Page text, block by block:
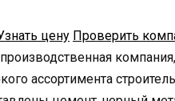
цену Проверить
ассортимента